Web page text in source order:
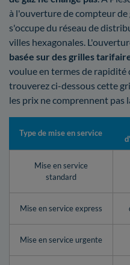
à l'ouverture de compteur de
s'occupe du réseau de
villes hexagonales.
basée sur des grilles
voulue en termes de
trouverez ci-dessous cette
les prix ne comprennent pas
Type de mise en service
Mise en service
standard
Mise en service express
Mise en service urgente